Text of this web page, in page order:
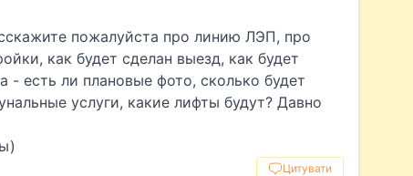
пожалуйста про линию ЛЭП, про
как будет сделан выезд, как будет
- есть ли плановые фото, сколько будет
услуги, какие лифты будут? Давно
Цитувати